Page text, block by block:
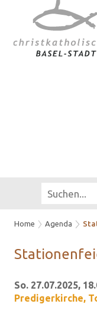
Home Agenda
So. 27.07.2025,
Predigerkirche,